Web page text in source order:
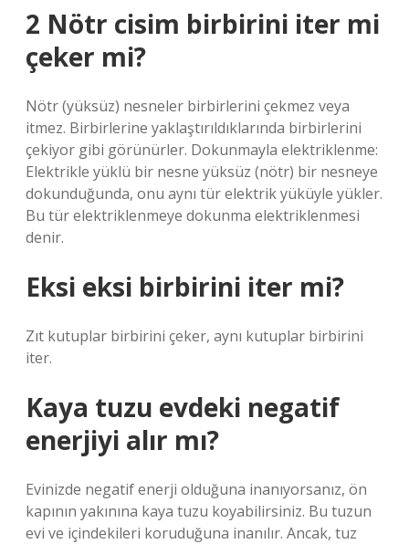
2 Nötr cisim birbirini iter mi
çeker mi?
Nötr (yüksüz) nesneler birbirlerini çekmez veya
itmez. Birbirlerine yaklaştırıldıklarında birbirlerini
çekiyor gibi görünürler. Dokunmayla elektriklenme:
Elektrikle yüklü bir nesne yüksüz (nötr) bir nesneye
dokunduğunda, onu aynı tür elektrik yüküyle yükler.
Bu tür elektriklenmeye dokunma elektriklenmesi
denir.
Eksi eksi birbirini iter mi?
Zıt kutuplar birbirini çeker, aynı kutuplar birbirini
iter.
Kaya tuzu evdeki negatif
enerjiyi alır mı?
Evinizde negatif enerji olduğuna inanıyorsanız, ön
kapının yakınına kaya tuzu koyabilirsiniz. Bu tuzun
evi ve içindekileri koruduğuna inanılır. Ancak, tuz